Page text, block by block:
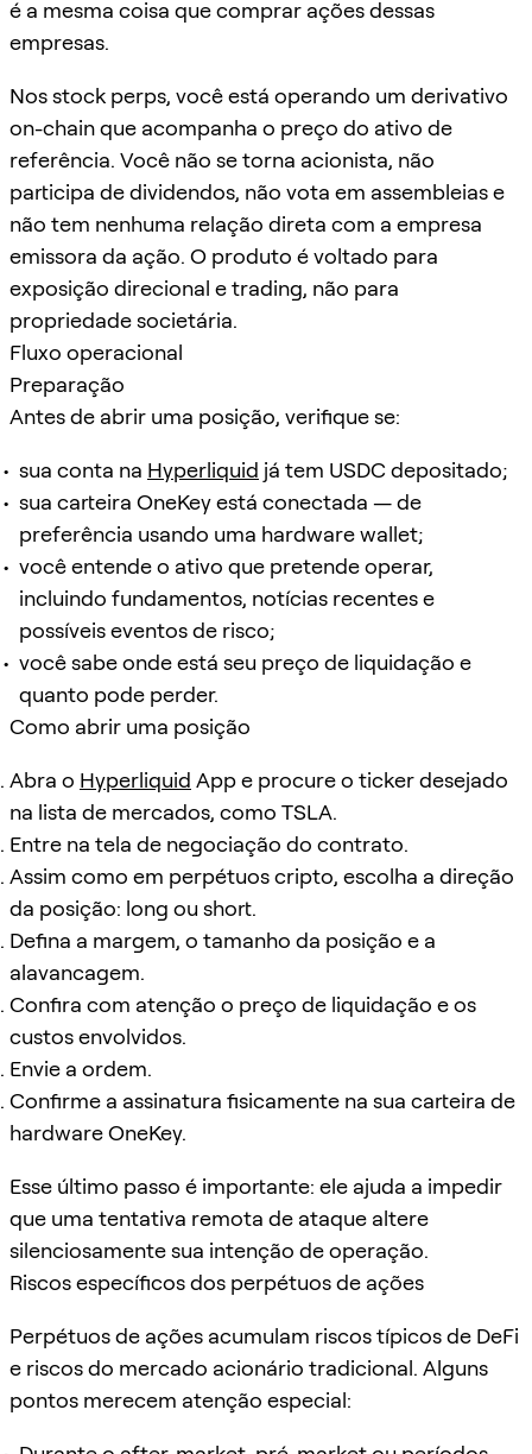
é a mesma coisa que comprar ações dessas
empresas.
Nos stock perps, você está operando um derivativo
on-chain que acompanha o preço do ativo de
referência. Você não se torna acionista, não
participa de dividendos, não vota em assembleias e
não tem nenhuma relação direta com a empresa
emissora da ação. O produto é voltado para
exposição direcional e trading, não para
propriedade societária.
Fluxo operacional
Preparação
Antes de abrir uma posição, verifique se:
sua conta na Hyperliquid já tem USDC depositado;
sua carteira OneKey está conectada — de
preferência usando uma hardware wallet;
você entende o ativo que pretende operar,
incluindo fundamentos, notícias recentes e
possíveis eventos de risco;
você sabe onde está seu preço de liquidação e
quanto pode perder.
Como abrir uma posição
Abra o Hyperliquid App e procure o ticker desejado
na lista de mercados, como TSLA.
Entre na tela de negociação do contrato.
Assim como em perpétuos cripto, escolha a direção
da posição: long ou short.
Defina a margem, o tamanho da posição e a
alavancagem.
Confira com atenção o preço de liquidação e os
custos envolvidos.
Envie a ordem.
Confirme a assinatura fisicamente na sua carteira de
hardware OneKey.
Esse último passo é importante: ele ajuda a impedir
que uma tentativa remota de ataque altere
silenciosamente sua intenção de operação.
Riscos específicos dos perpétuos de ações
Perpétuos de ações acumulam riscos típicos de DeFi
e riscos do mercado acionário tradicional. Alguns
pontos merecem atenção especial: